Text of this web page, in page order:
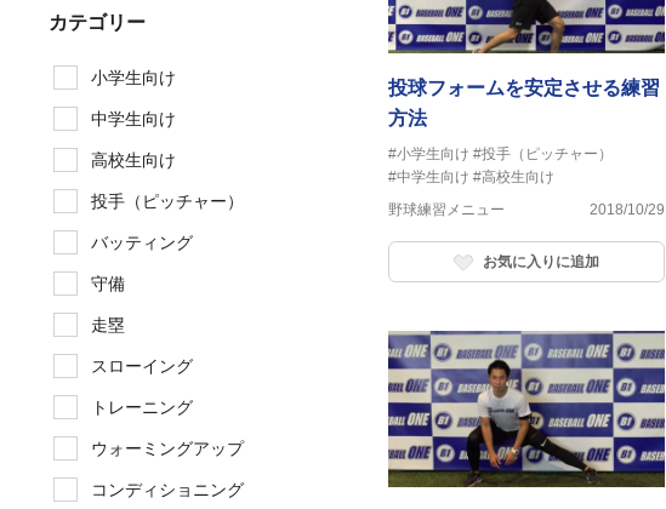
カテゴリー
小学生向け
中学生向け
高校生向け
投手（ピッチャー）
バッティング
守備
走塁
スローイング
トレーニング
ウォーミングアップ
コンディショニング
投球フォームを安定させる練習
方法
#小学生向け #投手（ピッチャー）
#中学生向け #高校生向け
野球練習メニュー
2018/10/29
お気に入りに追加